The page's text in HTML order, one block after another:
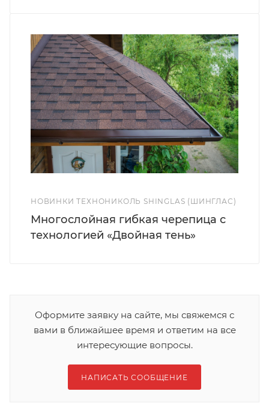
НОВИНКИ ТЕХНОНИКОЛЬ SHINGLAS (ШИНГЛАС)
Многослойная гибкая черепица с
технологией «Двойная тень»
Оформите заявку на сайте, мы свяжемся с
вами в ближайшее время и ответим на все
интересующие вопросы.
НАПИСАТЬ СООБЩЕНИЕ